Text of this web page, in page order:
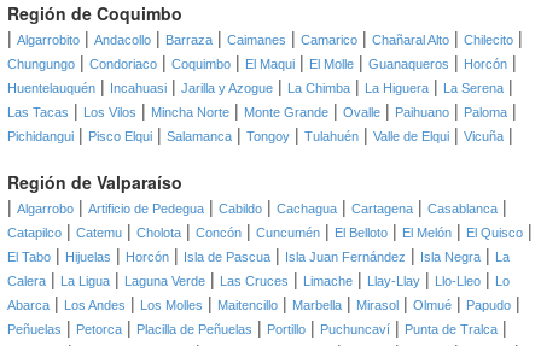
Región de Coquimbo
| Algarrobito | Andacollo | Barraza | Caimanes | Camarico | Chañaral Alto | Chilecito |
Chungungo | Condoriaco | Coquimbo | El Maqui | El Molle | Guanaqueros | Horcón |
Huentelauquén | Incahuasi | Jarilla y Azogue | La Chimba | La Higuera | La Serena |
Las Tacas | Los Vilos | Mincha Norte | Monte Grande | Ovalle | Paihuano | Paloma |
Pichidangui | Pisco Elqui | Salamanca | Tongoy | Tulahuén | Valle de Elqui | Vicuña |
Región de Valparaíso
| Algarrobo | Artificio de Pedegua | Cabildo | Cachagua | Cartagena | Casablanca |
Catapilco | Catemu | Cholota | Concón | Cuncumén | El Belloto | El Melón | El Quisco |
El Tabo | Hijuelas | Horcón | Isla de Pascua | Isla Juan Fernández | Isla Negra |
La
Calera | La Ligua | Laguna Verde | Las Cruces | Limache | Llay-Llay | Llo-Lleo |
Lo
Abarca | Los Andes | Los Molles | Maitencillo | Marbella | Mirasol | Olmué | Papudo |
Peñuelas | Petorca | Placilla de Peñuelas | Portillo | Puchuncaví | Punta de Tralca |